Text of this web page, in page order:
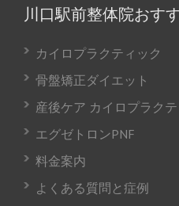
川口駅前整体院おす
カイロプラクティック
骨盤矯正ダイエット
産後ケア カイロプラク
エグゼトロンPNF
料金案内
よくある質問と症例